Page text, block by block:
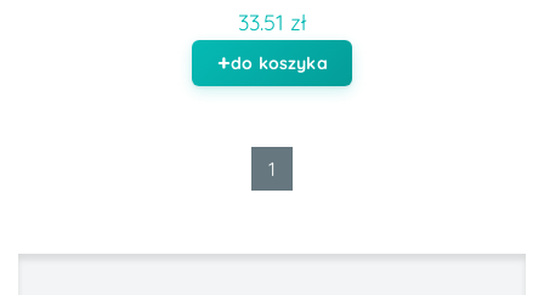
33.51 zł
do koszyka
1